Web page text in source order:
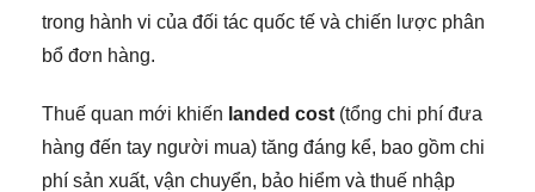
trong hành vi của đối tác quốc tế và chiến lược phân
bổ đơn hàng.
Thuế quan mới khiến landed cost (tổng chi phí đưa
hàng đến tay người mua) tăng đáng kể, bao gồm chi
phí sản xuất, vận chuyển, bảo hiểm và thuế nhập